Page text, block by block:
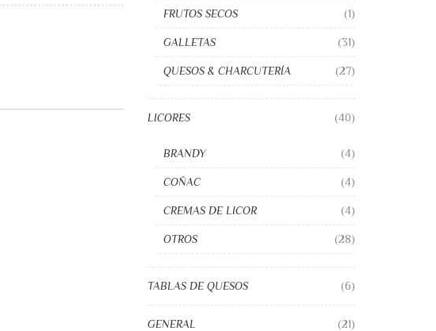
FRUTOS SECOS (1)
GALLETAS (31)
QUESOS & CHARCUTERÍA (27)
LICORES (40)
BRANDY (4)
COÑAC (4)
CREMAS DE LICOR (4)
OTROS (28)
TABLAS DE QUESOS (6)
GENERAL (21)